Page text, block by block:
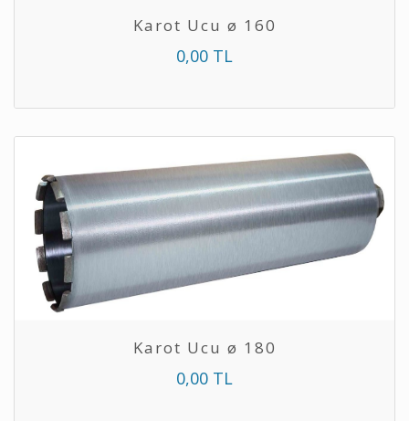
Karot Ucu ø 160
0,00 TL
Karot Ucu ø 180
0,00 TL